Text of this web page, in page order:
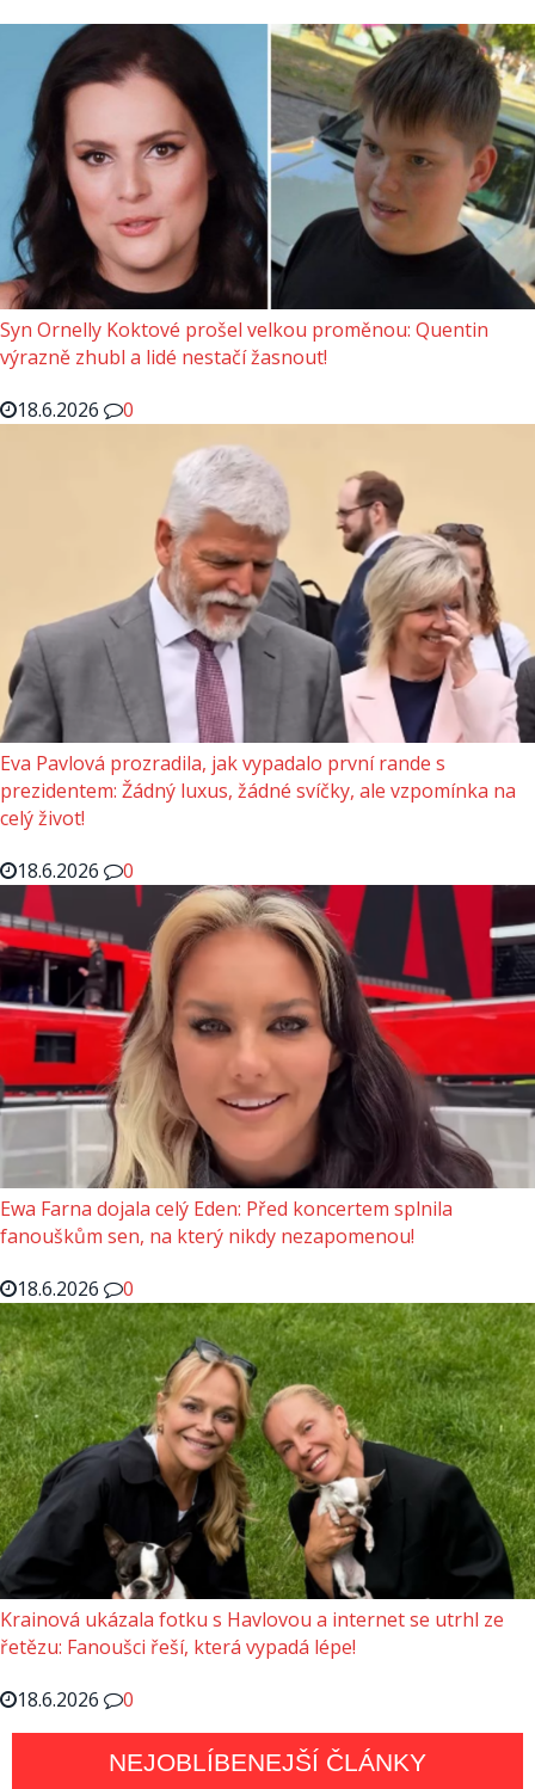
Syn Ornelly Koktové prošel velkou proměnou: Quentin
výrazně zhubl a lidé nestačí žasnout!
18.6.2026
0
Eva Pavlová prozradila, jak vypadalo první rande s
prezidentem: Žádný luxus, žádné svíčky, ale vzpomínka na
celý život!
18.6.2026
0
Ewa Farna dojala celý Eden: Před koncertem splnila
fanouškům sen, na který nikdy nezapomenou!
18.6.2026
0
Krainová ukázala fotku s Havlovou a internet se utrhl ze
řetězu: Fanoušci řeší, která vypadá lépe!
18.6.2026
0
NEJOBLÍBENEJŠÍ ČLÁNKY